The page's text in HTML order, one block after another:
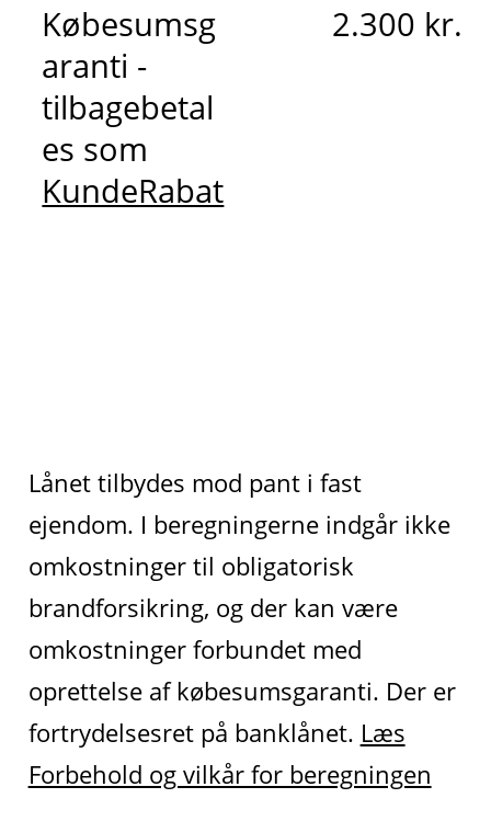
Købesumsg
aranti -
tilbagebetal
es som
KundeRabat
2.300 kr.
Lånet tilbydes mod pant i fast
ejendom. I beregningerne indgår ikke
omkostninger til obligatorisk
brandforsikring, og der kan være
omkostninger forbundet med
oprettelse af købesumsgaranti. Der er
fortrydelsesret på banklånet. Læs
Forbehold og vilkår for beregningen